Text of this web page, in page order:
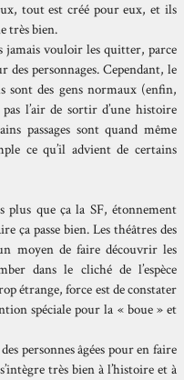
tout est créé pour eux, et ils
très bien.
jamais vouloir les quitter, parce
des personnages. Cependant, le
des gens normaux (enfin,
l’air de sortir d’une histoire
passages sont quand même
ce qu’il advient de certains
plus que ça la SF, étonnement
passe bien. Les théâtres des
moyen de faire découvrir les
dans le cliché de l’espèce
étrange, force est de constater
spéciale pour la « boue » et
personnes âgées pour en faire
très bien à l’histoire et à